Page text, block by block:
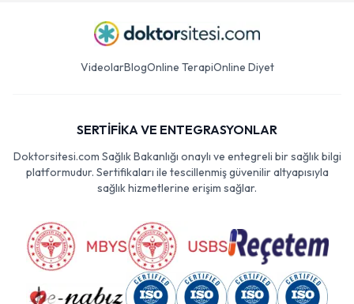
VideolarBlogOnline TerapiOnline Diyet
SERTİFİKA VE ENTEGRASYONLAR
Doktorsitesi.com Sağlık Bakanlığı onaylı ve entegreli bir sağlık bilgi
platformudur. Sertifikaları ile tescillenmiş güvenilir altyapısıyla
sağlık hizmetlerine erişim sağlar.